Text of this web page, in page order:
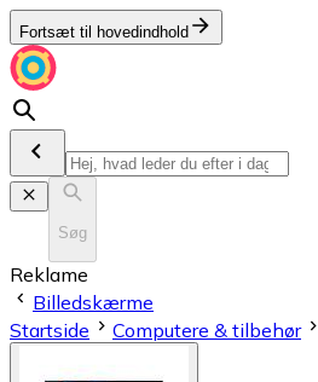
Fortsæt til hovedindhold
Søg
Reklame
Billedskærme
Startside
Computere & tilbehør